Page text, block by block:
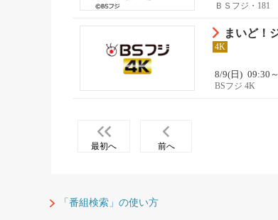
ＢＳフジ・181
まいど！
4K
8/9(日) 09:30
BSフジ 4K
最初へ 前へ
「番組検索」の使い方